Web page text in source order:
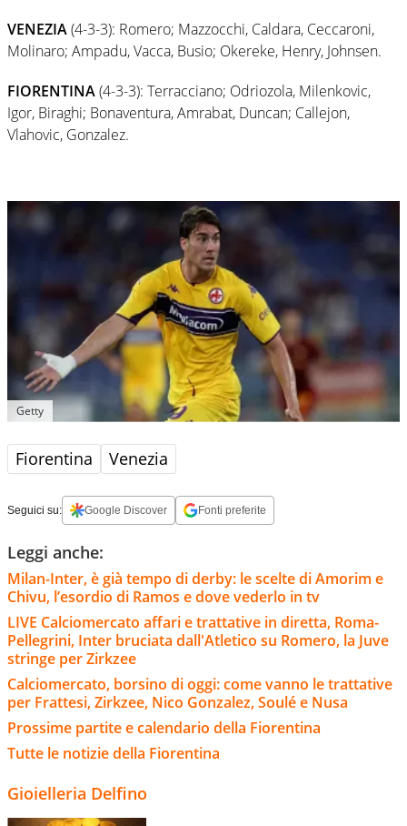
VENEZIA(4-3-3): Romero; Mazzocchi, Caldara, Ceccaroni,
Molinaro; Ampadu, Vacca, Busio; Okereke, Henry, Johnsen.
FIORENTINA(4-3-3): Terracciano; Odriozola, Milenkovic,
Igor, Biraghi; Bonaventura, Amrabat, Duncan; Callejon,
Vlahovic, Gonzalez.
Getty
Fiorentina Venezia
Seguici su: Google Discover Fonti preferite
Leggi anche:
Milan-Inter, è già tempo di derby: le scelte di Amorim e
Chivu, l’esordio di Ramos e dove vederlo in tv
LIVE Calciomercato affari e trattative in diretta, Roma-
Pellegrini, Inter bruciata dall'Atletico su Romero, la Juve
stringe per Zirkzee
Calciomercato, borsino di oggi: come vanno le trattative
per Frattesi, Zirkzee, Nico Gonzalez, Soulé e Nusa
Prossime partite e calendario della Fiorentina
Tutte le notizie della Fiorentina
Gioielleria Delfino